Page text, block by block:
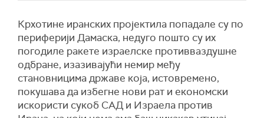
Крхотине иранских пројектила попадале су по
периферији Дамаска, недуго пошто су их
погодиле ракете израелске противваздушне
одбране, изазивајући немир међу
становницима државе која, истовремено,
покушава да избегне нови рат и економски
искористи сукоб САД и Израела против